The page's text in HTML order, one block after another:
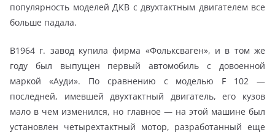
популярность моделей ДКВ с двухтактным двигателем все
больше падала.
В1964 г. завод купила фирма «Фольксваген», и в том же
году был выпущен первый автомобиль с довоенной
маркой «Ауди». По сравнению с моделью F 102 —
последней, имевшей двухтактный двигатель, его кузов
мало в чем изменился, но главное — на этой машине был
установлен четырехтактный мотор, разработанный еще